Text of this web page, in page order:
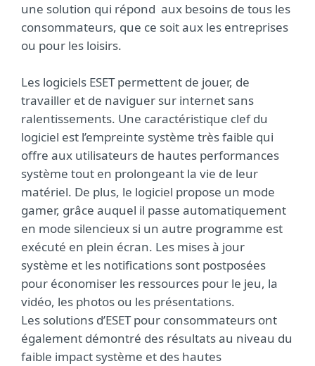
une solution qui répond aux besoins de tous les
consommateurs, que ce soit aux les entreprises
ou pour les loisirs.
Les logiciels ESET permettent de jouer, de
travailler et de naviguer sur internet sans
ralentissements. Une caractéristique clef du
logiciel est l’empreinte système très faible qui
offre aux utilisateurs de hautes performances
système tout en prolongeant la vie de leur
matériel. De plus, le logiciel propose un mode
gamer, grâce auquel il passe automatiquement
en mode silencieux si un autre programme est
exécuté en plein écran. Les mises à jour
système et les notifications sont postposées
pour économiser les ressources pour le jeu, la
vidéo, les photos ou les présentations.
Les solutions d’ESET pour consommateurs ont
également démontré des résultats au niveau du
faible impact système et des hautes